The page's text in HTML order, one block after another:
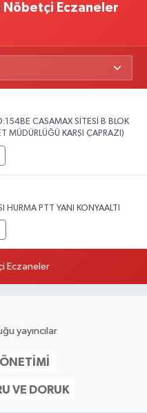
Nöbetçi Eczaneler
CASAMAX SİTESİ B BLOK
MÜDÜRLÜĞÜ KARŞI ÇAPRAZI)
HURMA PTT YANI KONYAALTI
Eczaneler
yayıncılar
VE DORUK